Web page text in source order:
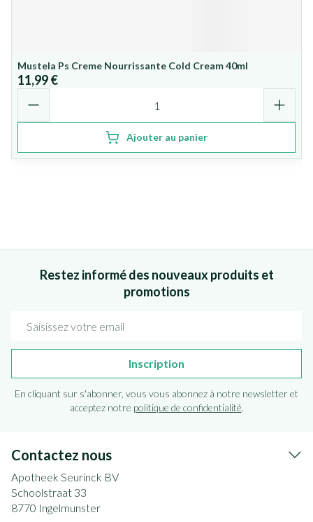
Mustela Ps Creme Nourrissante Cold Cream 40ml
11,99 €
Ajouter au panier
Restez informé des nouveaux produits et
promotions
Inscription
En cliquant sur s'abonner, vous vous abonnez à notre newsletter et
acceptez notre politique de confidentialité.
Contactez nous
Apotheek Seurinck BV
Schoolstraat 33
8770 Ingelmunster